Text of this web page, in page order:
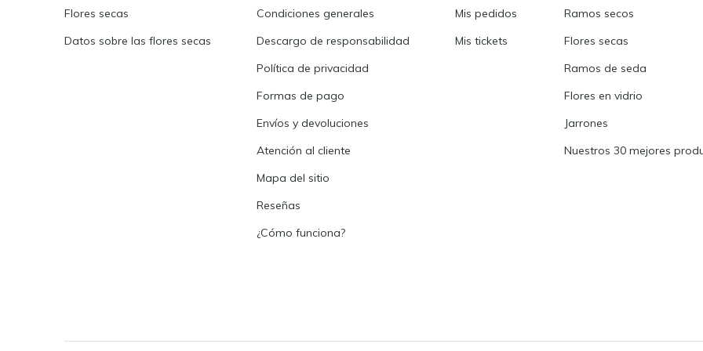
Flores secas
Datos sobre las flores secas
Condiciones generales
Descargo de responsabilidad
Política de privacidad
Formas de pago
Envíos y devoluciones
Atención al cliente
Mapa del sitio
Reseñas
¿Cómo funciona?
Mis pedidos
Mis tickets
Ramos secos
Flores secas
Ramos de seda
Flores en vidrio
Jarrones
Nuestros 30 mejores